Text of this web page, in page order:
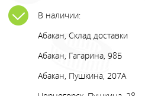
В наличии:
Абакан, Склад доставки
Абакан, Гагарина, 98Б
Абакан, Пушкина, 207А